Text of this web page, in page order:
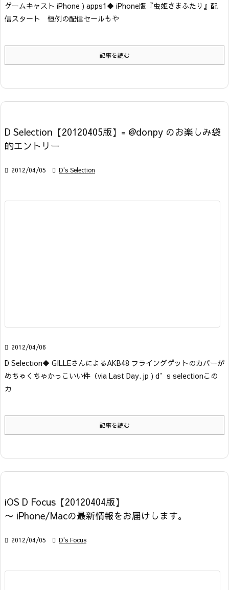
ゲームキャスト iPhone ) apps1 ◆ iPhone版『虫姫さまふたり』配
信スタート 恒例の配信セールもや
記事を読む
D Selection【20120405版】= @donpy のお楽しみ袋
的エントリー
 2012/04/05  D's Selection
 2012/04/06
D Selection◆ GILLEさんによるAKB48 フライングゲットのカバーが
めちゃくちゃかっこいい件 （via Last Day. jp ) d’s selectionこの
カ
記事を読む
iOS D Focus【20120404版】
〜 iPhone/Macの最新情報をお届けします。
 2012/04/05  D's Focus